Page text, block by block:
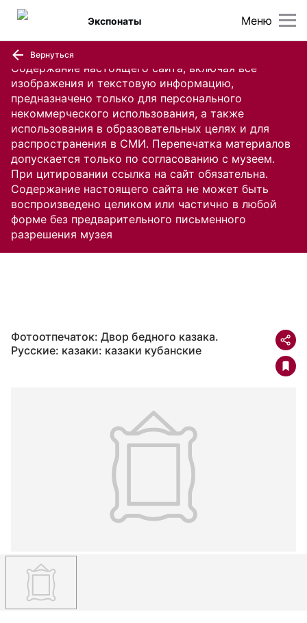
Содержание настоящего сайта, включая все
изображения и текстовую информацию,
предназначено только для персонального
некоммерческого использования, а также
использования в образовательных целях и для
распространения в СМИ. Перепечатка материалов
допускается только по согласованию с музеем.
При цитировании ссылка на сайт обязательна.
Содержание настоящего сайта не может быть
воспроизведено целиком или частично в любой
форме без предварительного письменного
разрешения музея
Меню
Экспонаты
Вернуться
Фотоотпечаток: Двор бедного казака.
Русские: казаки: казаки кубанские